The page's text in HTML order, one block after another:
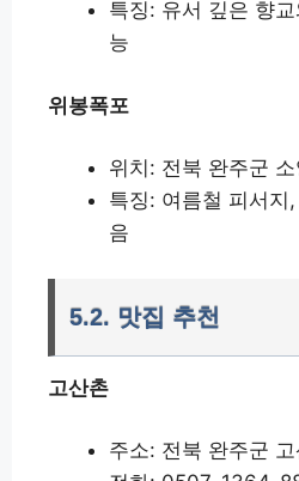
특징: 유서 깊은 향
능
위봉폭포
위치: 전북 완주군
특징: 여름철 피서지
음
5.2. 맛집 추천
고산촌
주소: 전북 완주군